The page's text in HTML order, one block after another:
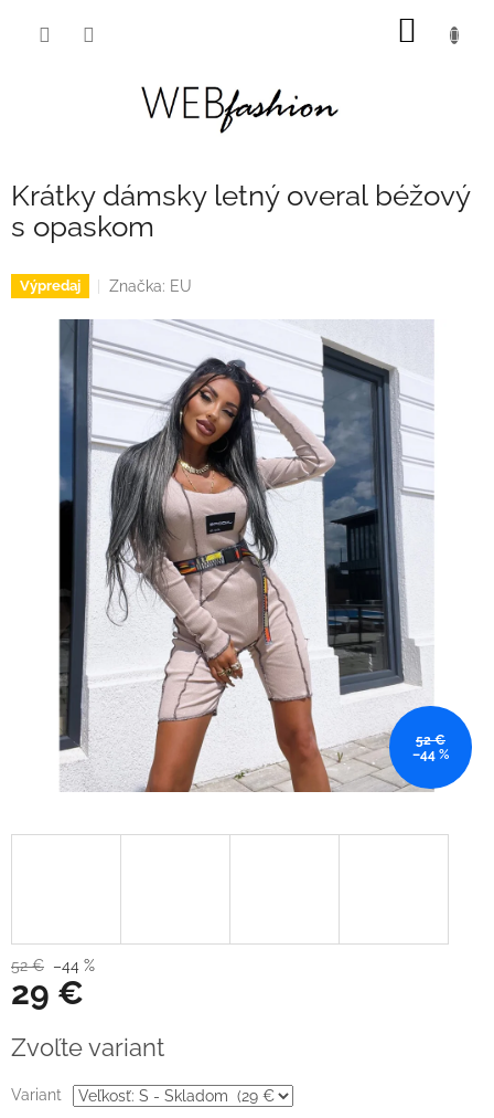
Krátky dámsky letný overal béžový
s opaskom
Výpredaj Značka: EU
52 €
–44 %
52 € –44 %
29 €
cena:
Zvoľte variant
Variant